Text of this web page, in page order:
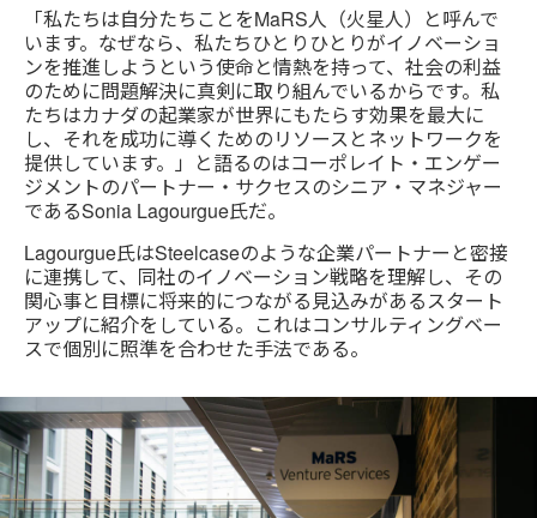
「私たちは自分たちことをMaRS人（火星人）と呼んで
います。なぜなら、私たちひとりひとりがイノベーショ
ンを推進しようという使命と情熱を持って、社会の利益
のために問題解決に真剣に取り組んでいるからです。私
たちはカナダの起業家が世界にもたらす効果を最大に
し、それを成功に導くためのリソースとネットワークを
提供しています。」と語るのはコーポレイト・エンゲー
ジメントのパートナー・サクセスのシニア・マネジャー
であるSonia Lagourgue氏だ。
Lagourgue氏はSteelcaseのような企業パートナーと密接
に連携して、同社のイノベーション戦略を理解し、その
関心事と目標に将来的につながる見込みがあるスタート
アップに紹介をしている。これはコンサルティングベー
スで個別に照準を合わせた手法である。